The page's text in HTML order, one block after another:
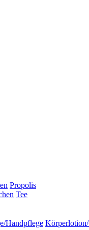
Propolis
Tee
Handpflege